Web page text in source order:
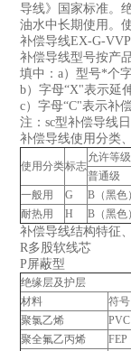
导线》国家标准。
油水中长期使用。
补偿导线EX-G-
补偿导线型号按产
填中：a）型号*个
b）字母“X"表示延
c）字母“C"表示补
注：sc型补偿导线
补偿导线使用分类
使用分类标志
允许等
普通级
一般用
G
B（黑色
耐热用
H B（黑色
补偿导线结构特征
R多股软线芯
P屏蔽型
绝缘层及护层
材料
符号
聚氯乙烯
PVC
聚全氟乙丙烯
FEP